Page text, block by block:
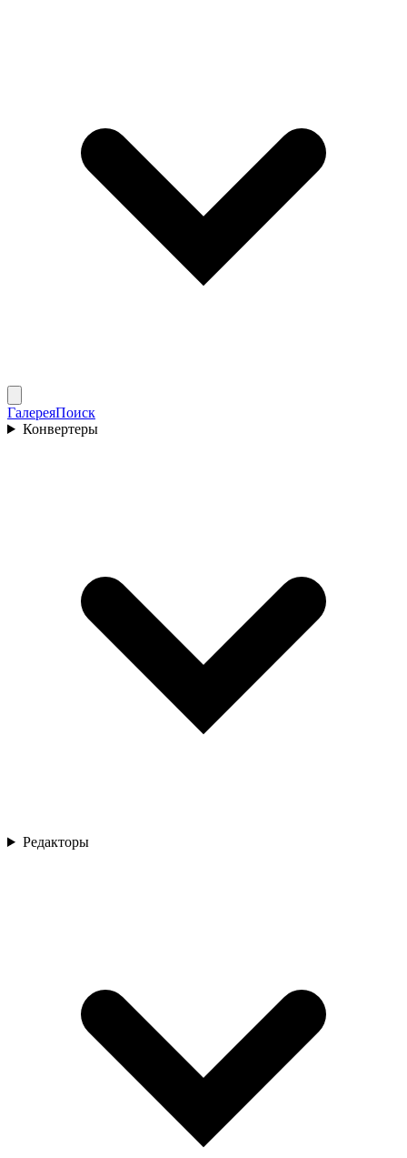
ГалереяПоиск
Конвертеры
Редакторы